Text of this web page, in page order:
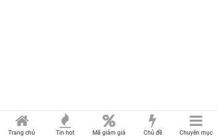
Trang chủ Tin hot Mã giảm giá Chủ đề Chuyên mục